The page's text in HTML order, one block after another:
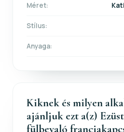
Méret:
Stílus:
Anyaga:
Kiknek és milyen
ajánljuk ezt a(z)
fülbevaló